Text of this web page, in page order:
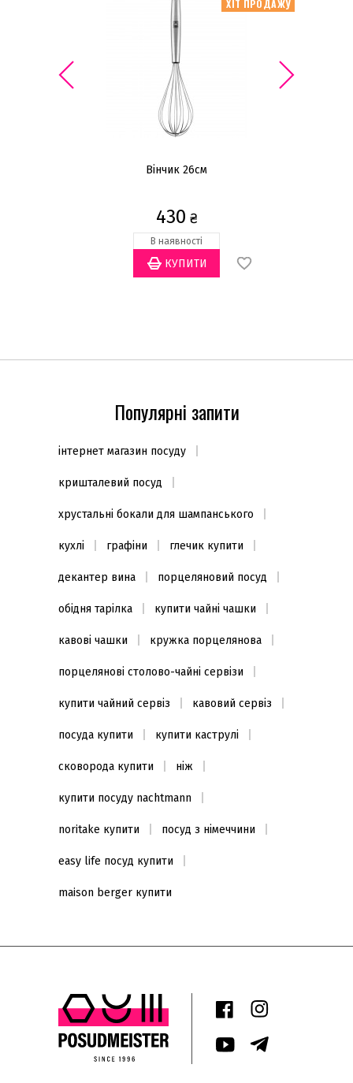
ХІТ ПРОДАЖУ
Вінчик 26см
430 ₴
В наявності
Популярні запити
інтернет магазин посуду
кришталевий посуд
хрустальні бокали для шампанського
кухлі графіни глечик купити
декантер вина порцеляновий посуд
обідня тарілка купити чайні чашки
кавові чашки кружка порцелянова
порцелянові столово-чайні сервізи
купити чайний сервіз кавовий сервіз
посуда купити купити каструлі
сковорода купити ніж
купити посуду nachtmann
noritake купити посуд з німеччини
easy life посуд купити
maison berger купити